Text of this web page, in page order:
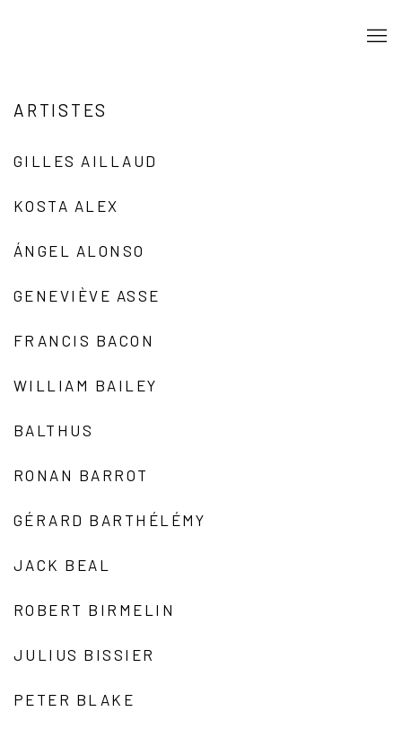
ARTISTES
GILLES AILLAUD
KOSTA ALEX
ÁNGEL ALONSO
GENEVIÈVE ASSE
FRANCIS BACON
WILLIAM BAILEY
BALTHUS
RONAN BARROT
GÉRARD BARTHÉLÉMY
JACK BEAL
ROBERT BIRMELIN
JULIUS BISSIER
PETER BLAKE